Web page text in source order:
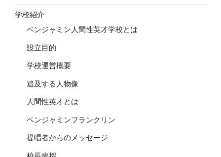
学校紹介
ベンジャミン人間性英才学校とは
設立目的
学校運営概要
追及する人物像
人間性英才とは
ベンジャミンフランクリン
提唱者からのメッセージ